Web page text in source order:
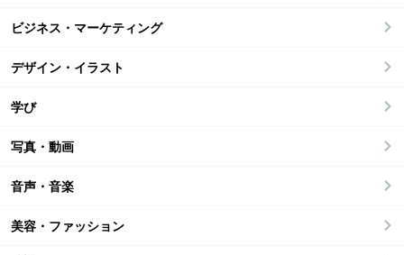
ビジネス・マーケティング
デザイン・イラスト
学び
写真・動画
音声・音楽
美容・ファッション